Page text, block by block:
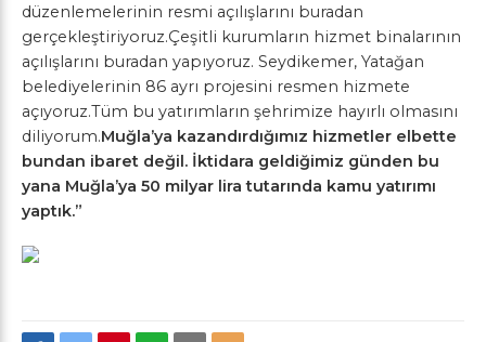
düzenlemelerinin resmi açılışlarını buradan
gerçekleştiriyoruz.Çeşitli kurumların hizmet binalarının
açılışlarını buradan yapıyoruz. Seydikemer, Yatağan
belediyelerinin 86 ayrı projesini resmen hizmete
açıyoruz.Tüm bu yatırımların şehrimize hayırlı olmasını
diliyorum.Muğla’ya kazandırdığımız hizmetler elbette
bundan ibaret değil. İktidara geldiğimiz günden bu
yana Muğla’ya 50 milyar lira tutarında kamu yatırımı
yaptık.”